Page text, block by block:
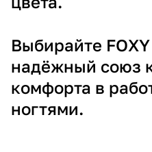
Выбирайте
надёжный союз
комфорта в
ногтями.